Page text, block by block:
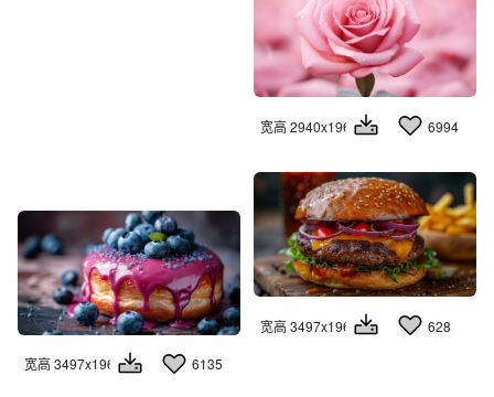
宽高 2940x1960 6994
宽高 3497x1960 628
宽高 3497x1960 6135